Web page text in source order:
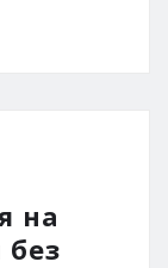
на